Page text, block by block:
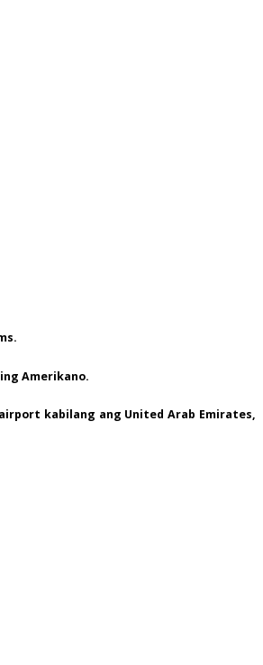
Amerikano.
kabilang ang United Arab Emirates,